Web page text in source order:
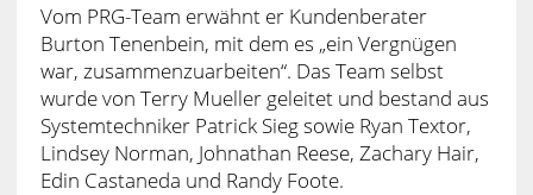
Vom PRG-Team erwähnt er Kundenberater
Burton Tenenbein, mit dem es „ein Vergnügen
war, zusammenzuarbeiten“. Das Team selbst
wurde von Terry Mueller geleitet und bestand aus
Systemtechniker Patrick Sieg sowie Ryan Textor,
Lindsey Norman, Johnathan Reese, Zachary Hair,
Edin Castaneda und Randy Foote.